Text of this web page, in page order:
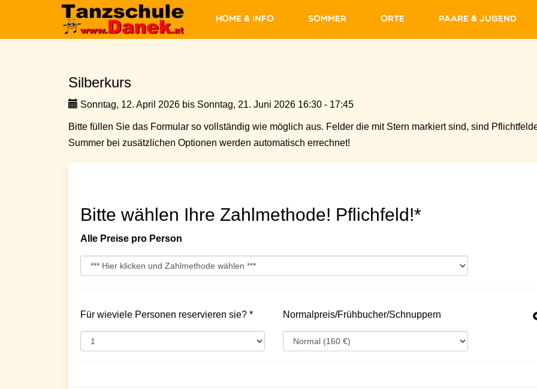
Home & Info Sommer Orte Paare & Jugend
Silberkurs
Sonntag, 12. April 2026 bis Sonntag, 21. Juni 2026 16:30 - 17:45
Bitte füllen Sie das Formular so vollständig wie möglich aus. Felder die mit Stern markiert sind, sind
Summer bei zusätzlichen Optionen werden automatisch errechnet!
Bitte wählen Ihre Zahlmethode! Pflichfeld!*
Alle Preise pro Person
Für wieviele Personen reservieren sie? * Normalpreis/Frühbucher/Schnuppern